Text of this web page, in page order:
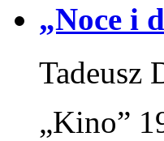
„Noce i
Tadeusz
„Kino”